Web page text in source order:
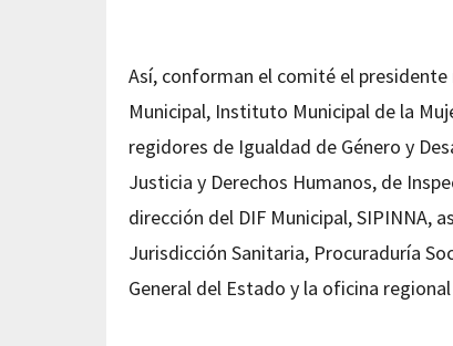
Así, conforman el comité el
Municipal, Instituto Municipal de la
regidores de Igualdad de Género y
Justicia y Derechos Humanos, de
dirección del DIF Municipal, SIPINNA,
Jurisdicción Sanitaria, Procuraduría
General del Estado y la oficina